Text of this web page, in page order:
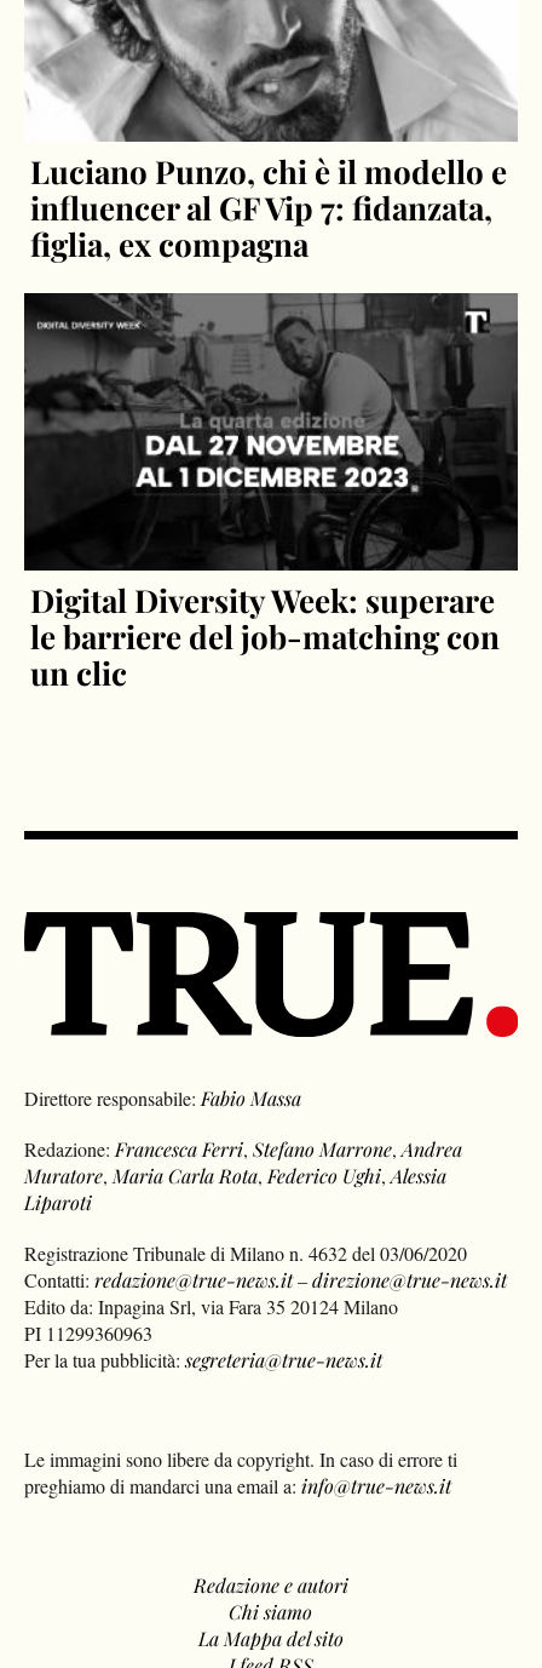
Luciano Punzo, chi è il modello e
influencer al GF Vip 7: fidanzata,
figlia, ex compagna
Digital Diversity Week: superare
le barriere del job-matching con
un clic
Direttore responsabile: Fabio Massa
Redazione: Francesca Ferri,Stefano Marrone,Andrea
Muratore, Maria Carla Rota, Federico Ughi,Alessia
Liparoti
Registrazione Tribunale di Milano n. 4632 del 03/06/2020
Contatti:redazione@true-news.it–direzione@true-news.it
Edito da: Inpagina Srl, via Fara 35 20124 Milano
PI 11299360963
Per la tua pubblicità:segreteria@true-news.it
Le immagini sono libere da copyright. In caso di errore ti
preghiamo di mandarci una email a: info@true-news.it
Redazione e autori
Chi siamo
La Mappa del sito